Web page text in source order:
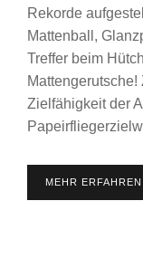
Rekorde
Mattenball,
Treffer beim
Zielfähigkeit der
MEHR ERFAHREN